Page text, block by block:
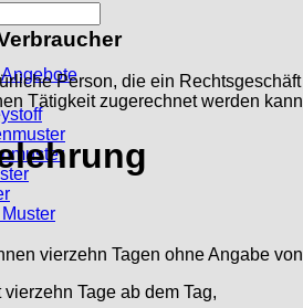
Person, die ein
Tätigkeit zugerechnet werden
vierzehn Tagen ohne Angabe
Tage ab dem Tag,